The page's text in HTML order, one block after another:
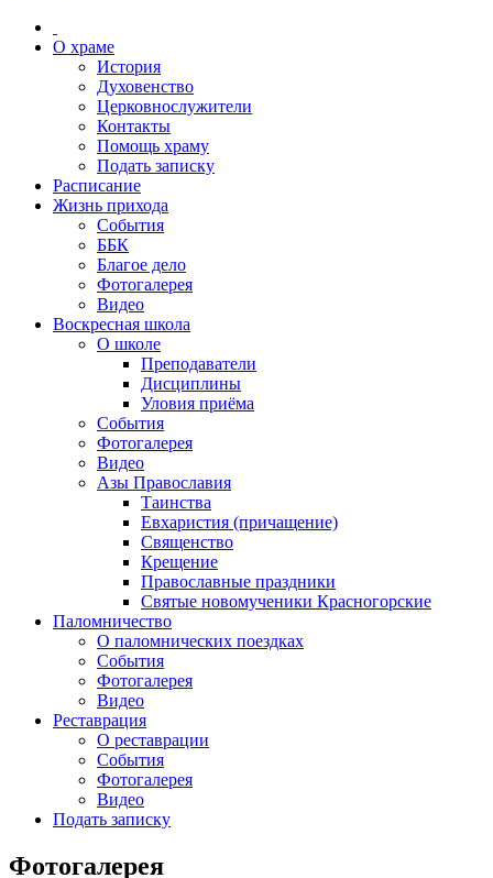
О храме
История
Духовенство
Церковнослужители
Контакты
Помощь храму
Подать записку
Расписание
Жизнь прихода
События
ББК
Благое дело
Фотогалерея
Видео
Воскресная школа
О школе
Преподаватели
Дисциплины
Уловия приёма
События
Фотогалерея
Видео
Азы Православия
Таинства
Евхаристия (причащение)
Священство
Крещение
Православные праздники
Святые новомученики Красногорские
Паломничество
О паломнических поездках
События
Фотогалерея
Видео
Реставрация
О реставрации
События
Фотогалерея
Видео
Подать записку
Фотогалерея